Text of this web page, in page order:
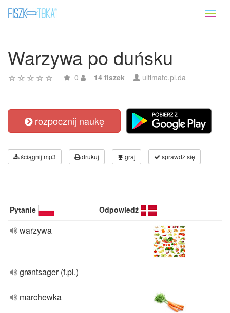
Warzywa po duńsku
0 14 fiszek ultimate.pl.da
rozpocznij naukę
ściągnij mp3 drukuj graj sprawdź się
Pytanie Odpowiedź
warzywa
grøntsager (f.pl.)
marchewka